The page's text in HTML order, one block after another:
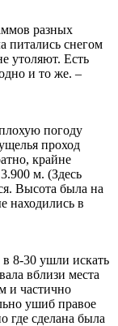
разных
питались снегом
утоляют. Есть
и то же. –
погоду
проход
крайне
м. (Здесь
Высота была на
находились в
8-30 ушли искать
вблизи места
и частично
ушиб правое
где сделана была